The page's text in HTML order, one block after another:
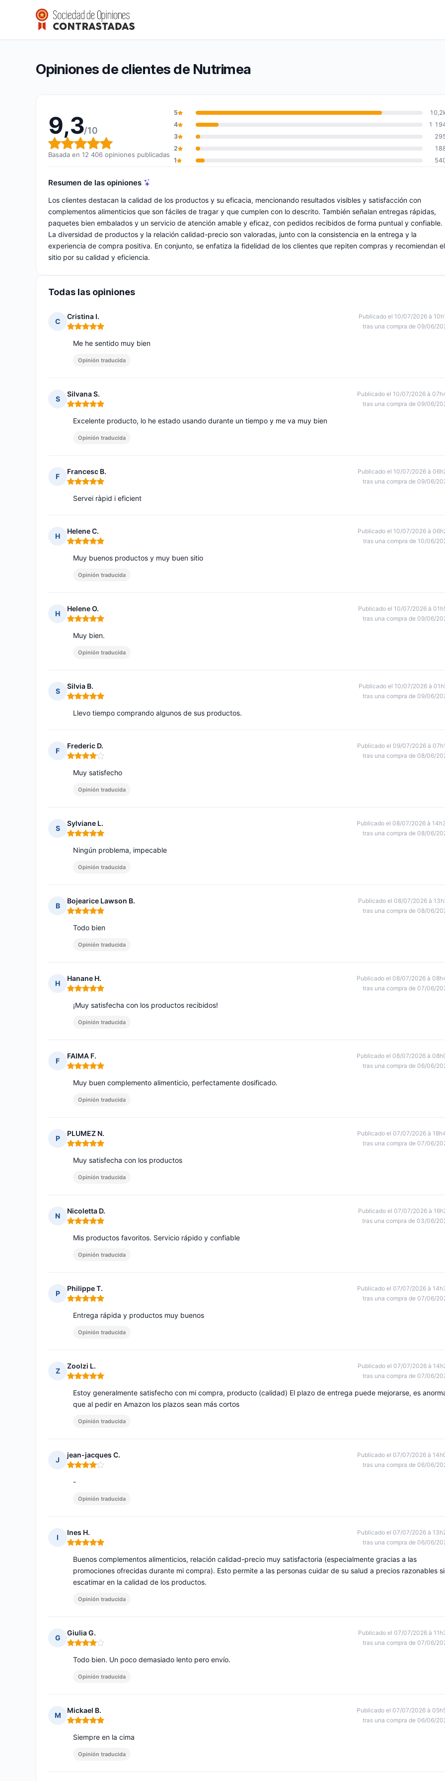
Nutrimea
Calificación global: 9,3 de 10
9,3/10(12 406 opiniones)
Opiniones de clientes de Nutrimea
9,3/10
Calificación global: 9,3 de 10
Basada en 12 406 opiniones publicadas
5
4
1
3
2
1
Resumen de las opiniones
Los clientes destacan la calidad de los productos y su eficacia, mencionando resultados visibles y satisfacción con
complementos alimenticios que son fáciles de tragar y que cumplen con lo descrito. También señalan entregas rápidas,
paquetes bien embalados y un servicio de atención amable y eficaz, con pedidos recibidos de forma puntual y confiable.
La diversidad de productos y la relación calidad-precio son valoradas, junto con la consistencia en la entrega y la
experiencia de compra positiva. En conjunto, se enfatiza la fidelidad de los clientes que repiten compras y recomiendan el
sitio por su calidad y eficiencia.
Todas las opiniones
C
Cristina I.
Nota: 5 de 5
Publicado el 10/07/2026 à
tras una compra de 09/06/
Me he sentido muy bien
Opinión traducida
S
Silvana S.
Nota: 5 de 5
Publicado el 10/07/2026 à
tras una compra de 09/06/
Excelente producto, lo he estado usando durante un tiempo y me va muy bien
Opinión traducida
F
Francesc B.
Nota: 5 de 5
Publicado el 10/07/2026 à
tras una compra de 09/06/
Servei ràpid i eficient
H
Helene C.
Nota: 5 de 5
Publicado el 10/07/2026 à
tras una compra de 10/06/
Muy buenos productos y muy buen sitio
Opinión traducida
H
Helene O.
Nota: 5 de 5
Publicado el 10/07/2026 à
tras una compra de 09/06/
Muy bien.
Opinión traducida
S
Silvia B.
Nota: 5 de 5
Publicado el 10/07/2026 à
tras una compra de 09/06/
Llevo tiempo comprando algunos de sus productos.
F
Frederic D.
Nota: 4 de 5
Publicado el 09/07/2026 à
tras una compra de 08/06/
Muy satisfecho
Opinión traducida
S
Sylviane L.
Nota: 5 de 5
Publicado el 08/07/2026 à
tras una compra de 08/06/
Ningún problema, impecable
Opinión traducida
B
Bojearice Lawson B.
Nota: 5 de 5
Publicado el 08/07/2026 à
tras una compra de 08/06/
Todo bien
Opinión traducida
H
Hanane H.
Nota: 5 de 5
Publicado el 08/07/2026 à
tras una compra de 07/06/
¡Muy satisfecha con los productos recibidos!
Opinión traducida
F
FAIMA F.
Nota: 5 de 5
Publicado el 08/07/2026 à
tras una compra de 06/06/
Muy buen complemento alimenticio, perfectamente dosificado.
Opinión traducida
P
PLUMEZ N.
Nota: 5 de 5
Publicado el 07/07/2026 à
tras una compra de 07/06/
Muy satisfecha con los productos
Opinión traducida
N
Nicoletta D.
Nota: 5 de 5
Publicado el 07/07/2026 à
tras una compra de 03/06/
Mis productos favoritos. Servicio rápido y confiable
Opinión traducida
P
Philippe T.
Nota: 5 de 5
Publicado el 07/07/2026 à
tras una compra de 07/06/
Entrega rápida y productos muy buenos
Opinión traducida
Z
Zoolzi L.
Nota: 5 de 5
Publicado el 07/07/2026 à
tras una compra de 07/06/
Estoy generalmente satisfecho con mi compra, producto (calidad) El plazo de entrega puede mejorarse, es
que al pedir en Amazon los plazos sean más cortos
Opinión traducida
J
jean-jacques C.
Nota: 4 de 5
Publicado el 07/07/2026 à
tras una compra de 06/06/
-
Opinión traducida
I
Ines H.
Nota: 5 de 5
Publicado el 07/07/2026 à
tras una compra de 06/06/
Buenos complementos alimenticios, relación calidad-precio muy satisfactoria (especialmente gracias a las
promociones ofrecidas durante mi compra). Esto permite a las personas cuidar de su salud a precios razonables
escatimar en la calidad de los productos.
Opinión traducida
G
Giulia G.
Nota: 4 de 5
Publicado el 07/07/2026 à
tras una compra de 07/06/
Todo bien. Un poco demasiado lento pero envío.
Opinión traducida
M
Mickael B.
Nota: 5 de 5
Publicado el 07/07/2026 à
tras una compra de 06/06/
Siempre en la cima
Opinión traducida